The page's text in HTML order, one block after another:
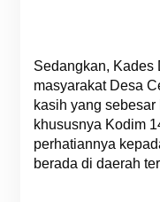
Sedangkan, Kades
masyarakat Desa
kasih yang sebesar
khususnya Kodim
perhatiannya
berada di daerah